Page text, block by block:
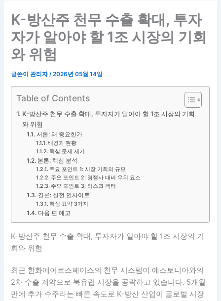
K-방산주 천무 수출 확대, 투자
자가 알아야 할 1조 시장의 기회
와 위험
글쓴이관리자/2026년 05월 14일
Table of Contents
K-방산주 천무 수출 확대, 투자자가 알아야 할 1조 시장의 기회
와 위험
서론: 왜 중요한가
배경과 현황
핵심 문제 제기
본론: 핵심 분석
주요 포인트 1: 시장 기회의 규모
주요 포인트 2: 경쟁사 대비 우위 요소
주요 포인트 3: 리스크 팩터
결론: 실전 인사이트
핵심 요약 3가지
다음 편 예고
K-방산주 천무 수출 확대, 투자자가 알아야 할 1조 시장의 기
회와 위험
최근 한화에어로스페이스의 천무 시스템이 에스토니아와의
2차 수출 계약으로 북유럽 시장을 공략하고 있습니다. 5개월
만에 추가 수주라는 빠른 속도로 K-방산 산업이 글로벌 시장